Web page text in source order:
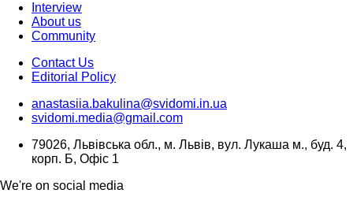
Interview
About us
Community
Contact Us
Editorial Policy
anastasiia.bakulina@svidomi.in.ua
svidomi.media@gmail.com
79026, Львівська обл., м. Львів, вул. Лукаша м., буд. 4,
корп. Б, Офіс 1
We're on social media